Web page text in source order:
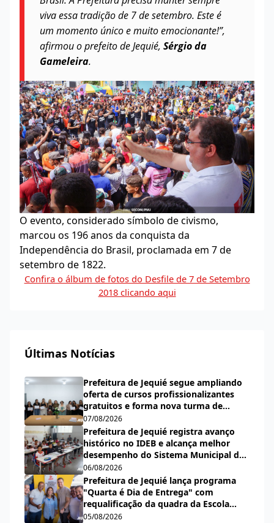
viva essa tradição de 7 de setembro. Este é
um momento único e muito emocionante!”,
afirmou o prefeito de Jequié, Sérgio da
Gameleira.
O evento, considerado símbolo de civismo,
marcou os 196 anos da conquista da
Independência do Brasil, proclamada em 7 de
setembro de 1822.
Confira o álbum de fotos do Desfile de 7 de Setembro
2018 clicando aqui
Últimas Notícias
Prefeitura de Jequié segue ampliando
oferta de cursos profissionalizantes
gratuitos e forma nova turma de
cabeleireiras, manicures e pedicures
07/08/2026
Prefeitura de Jequié registra avanço
histórico no IDEB e alcança melhor
desempenho do Sistema Municipal de
Ensino desde a criação do índice
06/08/2026
Prefeitura de Jequié lança programa
"Quarta é Dia de Entrega" com
requalificação da quadra da Escola
Municipal Carlos Aguiar
05/08/2026